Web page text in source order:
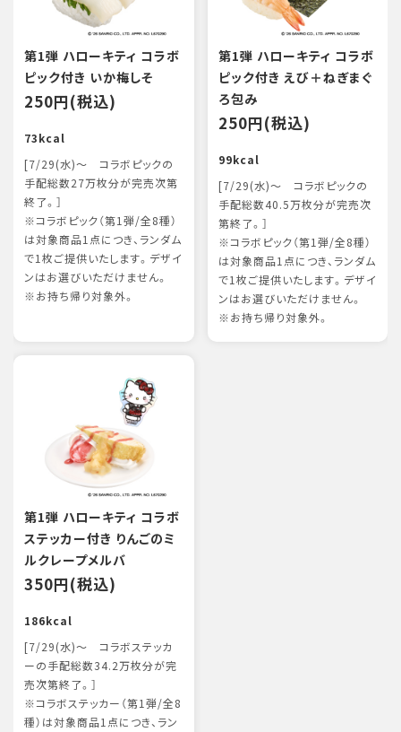
第1弾 ハローキティ コラボ
ピック付き いか梅しそ
250円(税込)
73kcal
[7/29(水)～ コラボピックの
手配総数27万枚分が完売次第
終了。］
※コラボピック（第1弾/全8種）
は対象商品1点につき、ランダム
で1枚ご提供いたします。デザイ
ンはお選びいただけません。
※お持ち帰り対象外。
第1弾 ハローキティ コラボ
ピック付き えび＋ねぎまぐ
ろ包み
250円(税込)
99kcal
[7/29(水)～ コラボピックの
手配総数40.5万枚分が完売次
第終了。］
※コラボピック（第1弾/全8種）
は対象商品1点につき、ランダム
で1枚ご提供いたします。デザイ
ンはお選びいただけません。
※お持ち帰り対象外。
第1弾 ハローキティ コラボ
ステッカー付き りんごのミ
ルクレープメルバ
350円(税込)
186kcal
[7/29(水)～ コラボステッカ
ーの手配総数34.2万枚分が完
売次第終了。］
※コラボステッカー（第1弾/全8
種）は対象商品1点につき、ラン